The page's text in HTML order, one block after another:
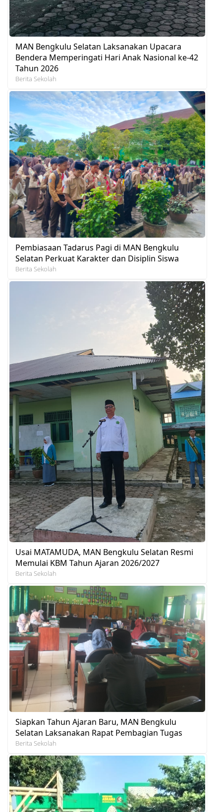
MAN Bengkulu Selatan Laksanakan Upacara
Bendera Memperingati Hari Anak Nasional ke-42
Tahun 2026
Berita Sekolah
Pembiasaan Tadarus Pagi di MAN Bengkulu
Selatan Perkuat Karakter dan Disiplin Siswa
Berita Sekolah
Usai MATAMUDA, MAN Bengkulu Selatan Resmi
Memulai KBM Tahun Ajaran 2026/2027
Berita Sekolah
Siapkan Tahun Ajaran Baru, MAN Bengkulu
Selatan Laksanakan Rapat Pembagian Tugas
Berita Sekolah